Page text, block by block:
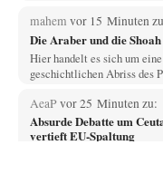
mahem vor 15 Minuten
Die Araber und die Shoah
Hier handelt es sich um
geschichtlichen Abriss des
AeaPvor 25 Minuten zu:
Absurde Debatte um
vertieft EU-Spaltung